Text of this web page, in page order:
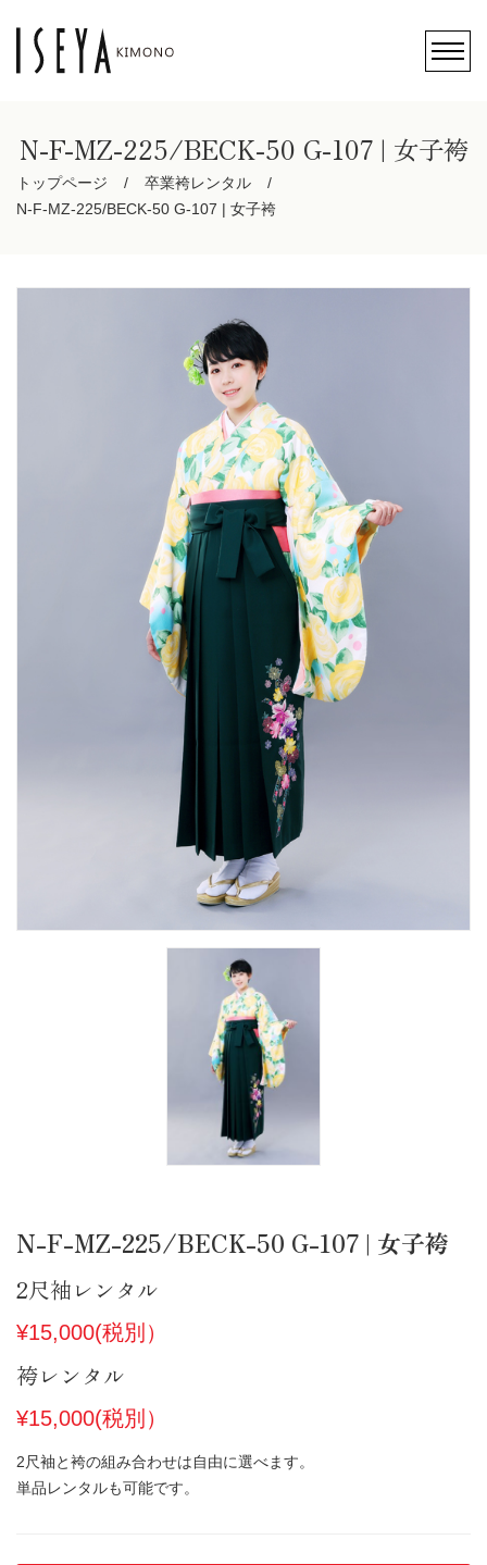
N-F-MZ-225/BECK-50 G-107 | 女子袴
トップページ
卒業袴レンタル
N-F-MZ-225/BECK-50 G-107 | 女子袴
N-F-MZ-225/BECK-50 G-107 | 女子袴
2尺袖レンタル
¥15,000(税別）
袴レンタル
¥15,000(税別）
2尺袖と袴の組み合わせは自由に選べます。
単品レンタルも可能です。